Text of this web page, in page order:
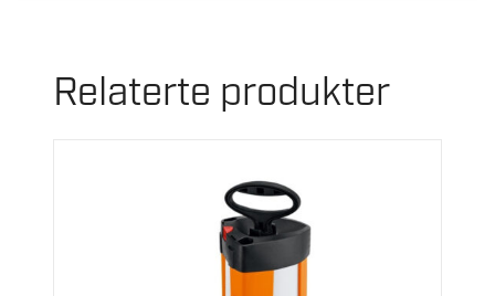
Relaterte produkter